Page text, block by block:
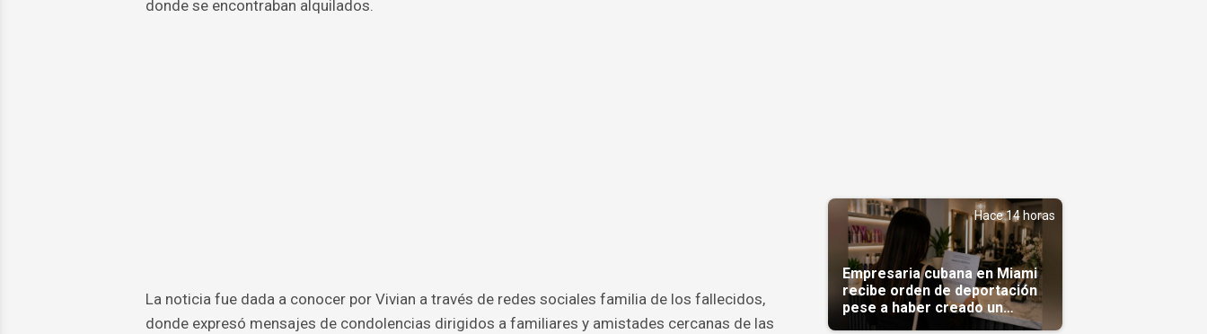
donde se encontraban alquilados.
La noticia fue dada a conocer por Vivian a través de redes sociales familia de los fallecidos,
donde expresó mensajes de condolencias dirigidos a familiares y amistades cercanas de las
Hace 14 horas
Empresaria cubana en Miami
recibe orden de deportación
pese a haber creado un